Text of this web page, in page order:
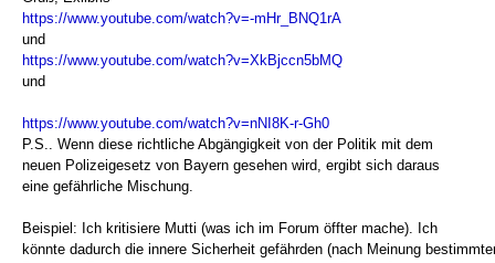
https://www.youtube.com/watch?v=-mHr_BNQ1rA
und
https://www.youtube.com/watch?v=XkBjccn5bMQ
und
https://www.youtube.com/watch?v=nNI8K-r-Gh0
P.S.. Wenn diese richtliche Abgängigkeit von der Politik mit dem
neuen Polizeigesetz von Bayern gesehen wird, ergibt sich daraus
eine gefährliche Mischung.
Beispiel: Ich kritisiere Mutti (was ich im Forum öffter mache). Ich
könnte dadurch die innere Sicherheit gefährden (nach Meinung